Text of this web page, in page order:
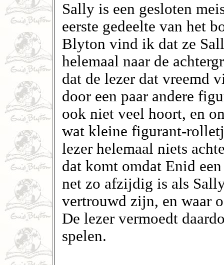
Sally is een gesloten
eerste gedeelte van het
Blyton vind ik dat ze
helemaal naar de
dat de lezer dat vreemd
door een paar andere
ook niet veel hoort, en
wat kleine figurant-
lezer helemaal niets
dat komt omdat Enid
net zo afzijdig is als
vertrouwd zijn, en waar
De lezer vermoedt
spelen.